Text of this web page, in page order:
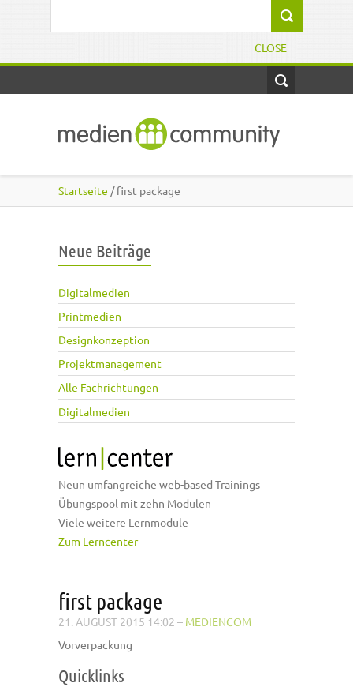
CLOSE
Startseite / first package
Neue Beiträge
Digitalmedien
Printmedien
Designkonzeption
Projektmanagement
Alle Fachrichtungen
Digitalmedien
Neun umfangreiche web-based Trainings
Übungspool mit zehn Modulen
Viele weitere Lernmodule
Zum Lerncenter
first package
21. AUGUST 2015 14:02 – MEDIENCOM
Vorverpackung
Quicklinks